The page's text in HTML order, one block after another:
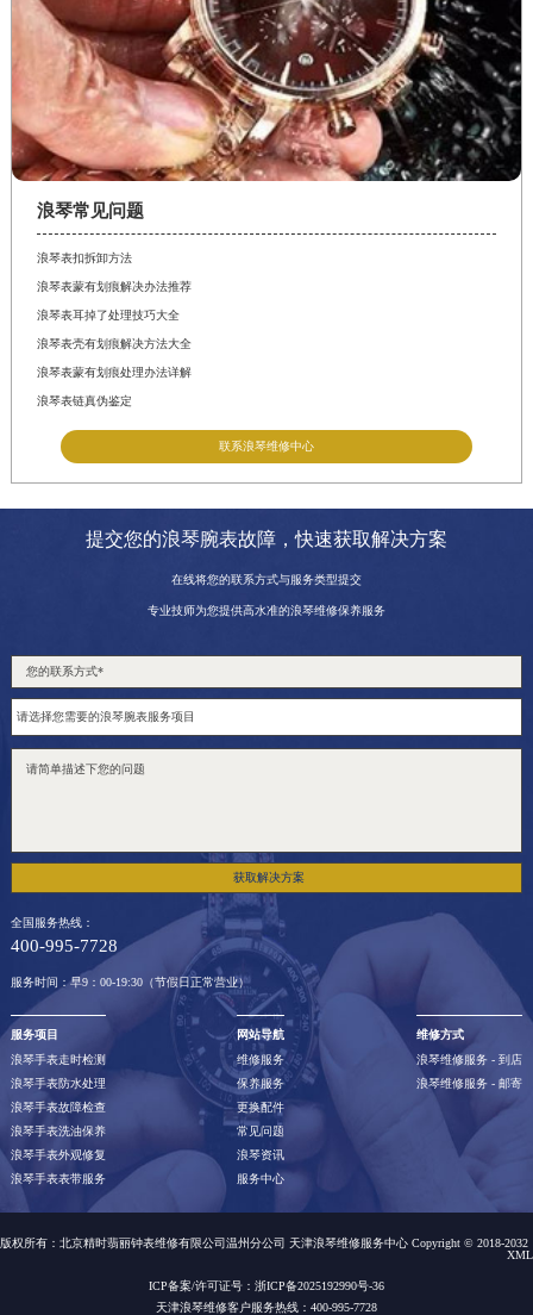
浪琴常见问题
浪琴表扣拆卸方法
浪琴表蒙有划痕解决办法推荐
浪琴表耳掉了处理技巧大全
浪琴表壳有划痕解决方法大全
浪琴表蒙有划痕处理办法详解
浪琴表链真伪鉴定
联系浪琴维修中心
提交您的浪琴腕表故障，快速获取解决方案
在线将您的联系方式与服务类型提交
专业技师为您提供高水准的浪琴维修保养服务
获取解决方案
全国服务热线：
400-995-7728
服务时间：早9：00-19:30（节假日正常营业）
服务项目
浪琴手表走时检测
浪琴手表防水处理
浪琴手表故障检查
浪琴手表洗油保养
浪琴手表外观修复
浪琴手表表带服务
网站导航
维修服务
保养服务
更换配件
常见问题
浪琴资讯
服务中心
维修方式
浪琴维修服务 - 到店
浪琴维修服务 - 邮寄
版权所有：北京精时翡丽钟表维修有限公司温州分公司 天津浪琴维修服务中心 Copyright © 2018-2032
XML
ICP备案/许可证号：浙ICP备2025192990号-36
天津浪琴维修客户服务热线：400-995-7728